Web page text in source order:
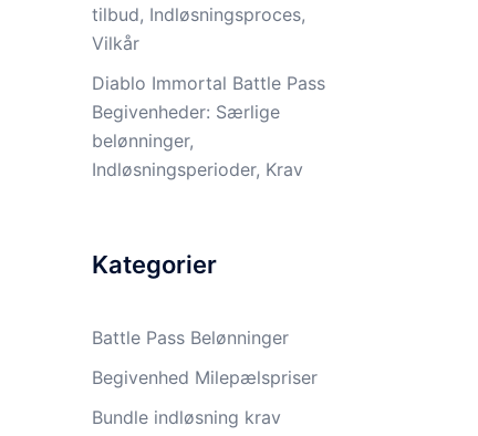
tilbud, Indløsningsproces,
Vilkår
Diablo Immortal Battle Pass
Begivenheder: Særlige
belønninger,
Indløsningsperioder, Krav
Kategorier
Battle Pass Belønninger
Begivenhed Milepælspriser
Bundle indløsning krav